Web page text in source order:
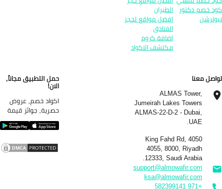
خصم دكتور الطيران
افضل مواقع لحجز
الفنادق
اضافة كروم
مكتشف الاكواد
معنا
ALMAS Tower,
Jumeirah Lakes Towers
ALMAS-22-D-2 - Dubai,
UAE.
4050 King Fahd Rd,
4055, 8000, Riyadh
12333, Saudi Arabia.
support@almowafir.com
ksa@almowafir.com
حمل التطبيق مجاناً,
الان!
اكواد خصم, عروض
حصرية, جوائز قيمة